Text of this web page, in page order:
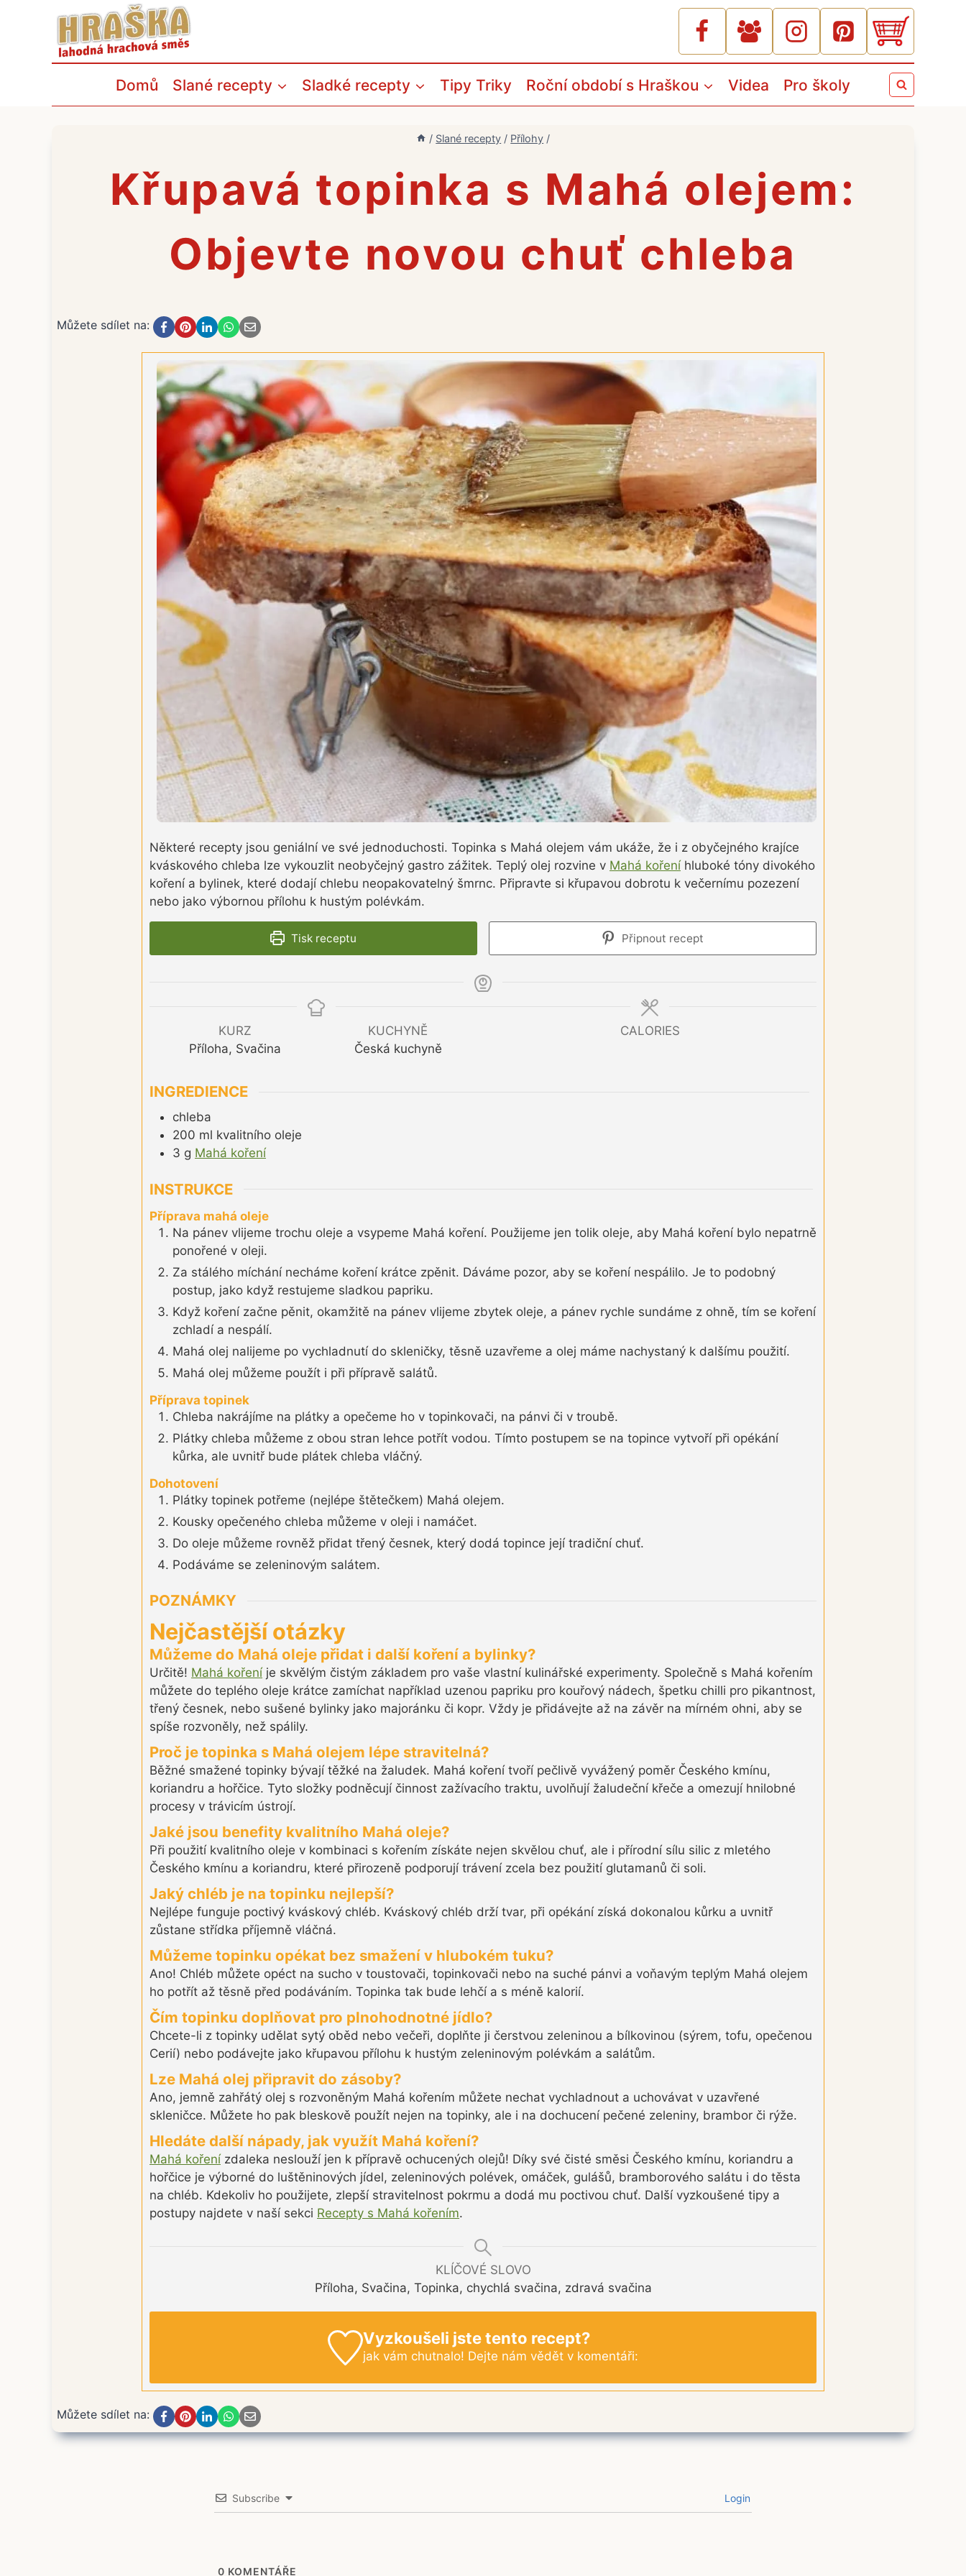
Domů Slané recepty Sladké recepty Tipy Triky Roční období s Hraškou Videa Pro školy
/ Slané recepty / Přílohy /
Křupavá topinka s Mahá olejem:
Objevte novou chuť chleba
Můžete sdílet na:
Některé recepty jsou geniální ve své jednoduchosti. Topinka s Mahá olejem vám ukáže, že i z obyčejného krajíce
kváskového chleba lze vykouzlit neobyčejný gastro zážitek. Teplý olej rozvine v Mahá kořeníhluboké tóny divokého
koření a bylinek, které dodají chlebu neopakovatelný šmrnc. Připravte si křupavou dobrotu k večernímu pozezení
nebo jako výbornou přílohu k hustým polévkám.
Tisk receptu Připnout recept
KURZ
Příloha, Svačina
KUCHYNĚ
Česká kuchyně
CALORIES
INGREDIENCE
chleba
200 ml kvalitního oleje
3 g Mahá koření
INSTRUKCE
Příprava mahá oleje
Na pánev vlijeme trochu oleje a vsypeme Mahá koření. Použijeme jen tolik oleje, aby Mahá koření bylo nepatrně
ponořené v oleji.
Za stálého míchání necháme koření krátce zpěnit. Dáváme pozor, aby se koření nespálilo. Je to podobný
postup, jako když restujeme sladkou papriku.
Když koření začne pěnit, okamžitě na pánev vlijeme zbytek oleje, a pánev rychle sundáme z ohně, tím se koření
zchladí a nespálí.
Mahá olej nalijeme po vychladnutí do skleničky, těsně uzavřeme a olej máme nachystaný k dalšímu použití.
Mahá olej můžeme použít i při přípravě salátů.
Příprava topinek
Chleba nakrájíme na plátky a opečeme ho v topinkovači, na pánvi či v troubě.
Plátky chleba můžeme z obou stran lehce potřít vodou. Tímto postupem se na topince vytvoří při opékání
kůrka, ale uvnitř bude plátek chleba vláčný.
Dohotovení
Plátky topinek potřeme (nejlépe štětečkem) Mahá olejem.
Kousky opečeného chleba můžeme v oleji i namáčet.
Do oleje můžeme rovněž přidat třený česnek, který dodá topince její tradiční chuť.
Podáváme se zeleninovým salátem.
POZNÁMKY
Nejčastější otázky
Můžeme do Mahá oleje přidat i další koření a bylinky?
Určitě! Mahá koření je skvělým čistým základem pro vaše vlastní kulinářské experimenty. Společně s Mahá kořením
můžete do teplého oleje krátce zamíchat například uzenou papriku pro kouřový nádech, špetku chilli pro pikantnost,
třený česnek, nebo sušené bylinky jako majoránku či kopr. Vždy je přidávejte až na závěr na mírném ohni, aby se
spíše rozvoněly, než spálily.
Proč je topinka s Mahá olejem lépe stravitelná?
Běžné smažené topinky bývají těžké na žaludek. Mahá koření tvoří pečlivě vyvážený poměr Českého kmínu,
koriandru a hořčice. Tyto složky podněcují činnost zažívacího traktu, uvolňují žaludeční křeče a omezují hnilobné
procesy v trávicím ústrojí.
Jaké jsou benefity kvalitního Mahá oleje?
Při použití kvalitního oleje v kombinaci s kořením získáte nejen skvělou chuť, ale i přírodní sílu silic z mletého
Českého kmínu a koriandru, které přirozeně podporují trávení zcela bez použití glutamanů či soli.
Jaký chléb je na topinku nejlepší?
Nejlépe funguje poctivý kváskový chléb. Kváskový chléb drží tvar, při opékání získá dokonalou kůrku a uvnitř
zůstane střídka příjemně vláčná.
Můžeme topinku opékat bez smažení v hlubokém tuku?
Ano! Chléb můžete opéct na sucho v toustovači, topinkovači nebo na suché pánvi a voňavým teplým Mahá olejem
ho potřít až těsně před podáváním. Topinka tak bude lehčí a s méně kalorií.
Čím topinku doplňovat pro plnohodnotné jídlo?
Chcete-li z topinky udělat sytý oběd nebo večeři, doplňte ji čerstvou zeleninou a bílkovinou (sýrem, tofu, opečenou
Cerií) nebo podávejte jako křupavou přílohu k hustým zeleninovým polévkám a salátům.
Lze Mahá olej připravit do zásoby?
Ano, jemně zahřátý olej s rozvoněným Mahá kořením můžete nechat vychladnout a uchovávat v uzavřené
skleničce. Můžete ho pak bleskově použít nejen na topinky, ale i na dochucení pečené zeleniny, brambor či rýže.
Hledáte další nápady, jak využít Mahá koření?
Mahá koření zdaleka neslouží jen k přípravě ochucených olejů! Díky své čisté směsi Českého kmínu, koriandru a
hořčice je výborné do luštěninových jídel, zeleninových polévek, omáček, gulášů, bramborového salátu i do těsta
na chléb. Kdekoliv ho použijete, zlepší stravitelnost pokrmu a dodá mu poctivou chuť. Další vyzkoušené tipy a
postupy najdete v naší sekci Recepty s Mahá kořením.
KLÍČOVÉ SLOVO
Příloha, Svačina, Topinka, chychlá svačina, zdravá svačina
Vyzkoušeli jste tento recept?
jak vám chutnalo! Dejte nám vědět v komentáři:
Můžete sdílet na:
Subscribe Login
0 KOMENTÁŘE